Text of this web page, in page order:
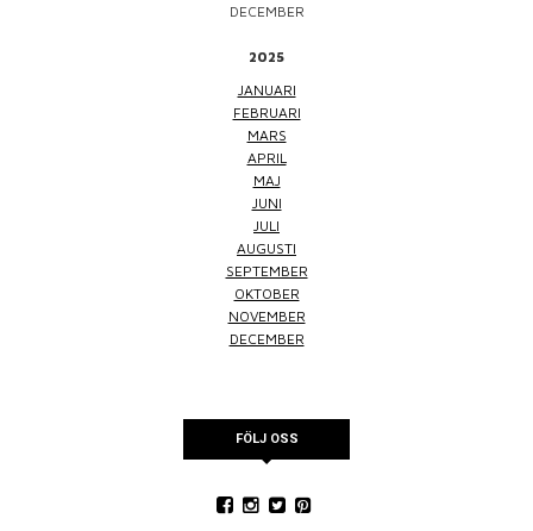
DECEMBER
2025
JANUARI
FEBRUARI
MARS
APRIL
MAJ
JUNI
JULI
AUGUSTI
SEPTEMBER
OKTOBER
NOVEMBER
DECEMBER
FÖLJ OSS